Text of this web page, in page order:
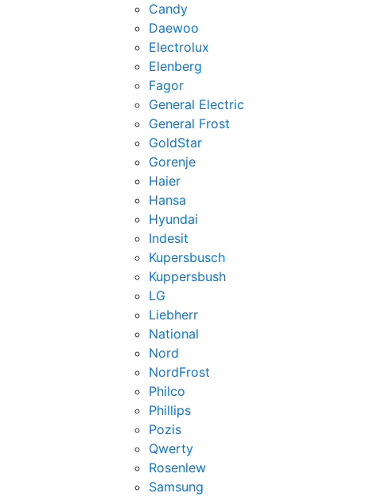
Candy
Daewoo
Electrolux
Elenberg
Fagor
General Electric
General Frost
GoldStar
Gorenje
Haier
Hansa
Hyundai
Indesit
Kupersbusch
Kuppersbush
LG
Liebherr
National
Nord
NordFrost
Philco
Phillips
Pozis
Qwerty
Rosenlew
Samsung